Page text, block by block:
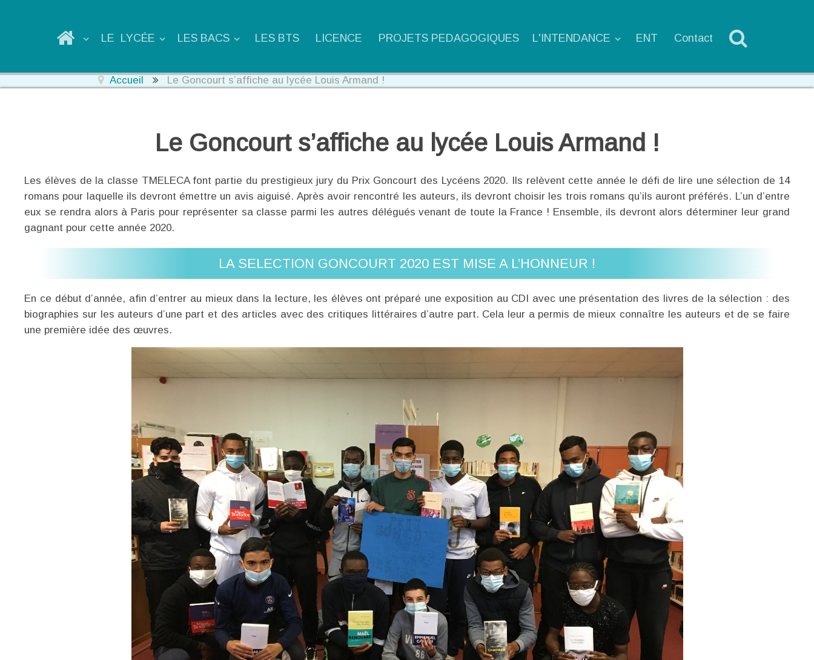
LE LYCÉE LES BACS LES BTS LICENCE PROJETS PEDAGOGIQUES L'INTENDANCE ENT Contact
Accueil Le Goncourt s’affiche au lycée Louis Armand !
Le Goncourt s’affiche au lycée Louis Armand !
Les élèves de la classe TMELECA font partie du prestigieux jury du Prix Goncourt des Lycéens 2020. Ils relèvent cette année le défi de lire une sélection de 14
romans pour laquelle ils devront émettre un avis aiguisé. Après avoir rencontré les auteurs, ils devront choisir les trois romans qu’ils auront préférés. L’un d’entre
eux se rendra alors à Paris pour représenter sa classe parmi les autres délégués venant de toute la France ! Ensemble, ils devront alors déterminer leur grand
gagnant pour cette année 2020.
LA SELECTION GONCOURT 2020 EST MISE A L’HONNEUR !
En ce début d’année, afin d’entrer au mieux dans la lecture, les élèves ont préparé une exposition au CDI avec une présentation des livres de la sélection : des
biographies sur les auteurs d’une part et des articles avec des critiques littéraires d’autre part. Cela leur a permis de mieux connaître les auteurs et de se faire
une première idée des œuvres.